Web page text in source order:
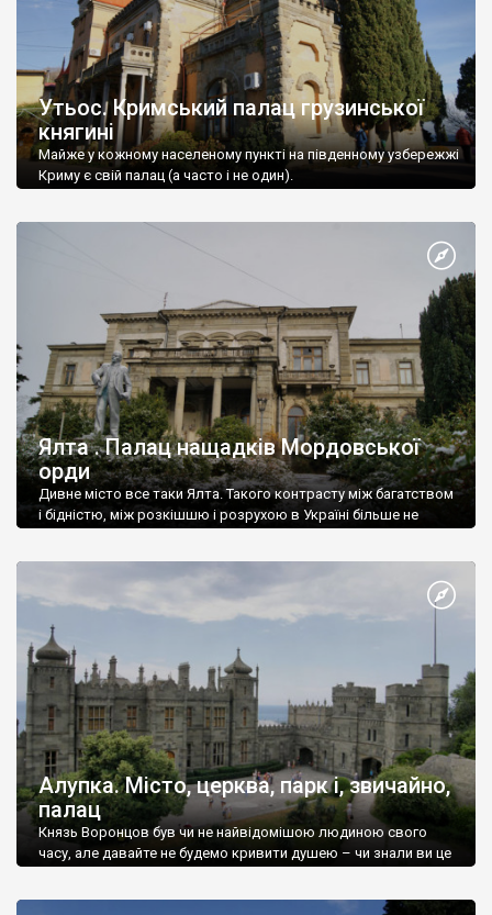
Утьос. Кримський палац грузинської
княгині
Майже у кожному населеному пункті на південному узбережжі
Криму є свій палац (а часто і не один).
Ялта . Палац нащадків Мордовської
орди
Дивне місто все таки Ялта. Такого контрасту між багатством
і бідністю, між розкішшю і розрухою в Україні більше не
Алупка. Місто, церква, парк і, звичайно,
палац
Князь Воронцов був чи не найвідомішою людиною свого
часу, але давайте не будемо кривити душею – чи знали ви це